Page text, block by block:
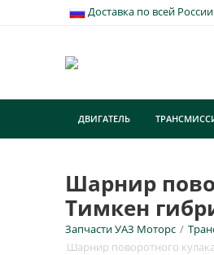
Доставка по всей России
ДВИГАТЕЛЬ
Шарнир
Тимкен
Запчасти УАЗ Моторс /
Шарнир поворотного